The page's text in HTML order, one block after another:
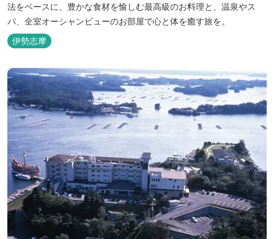
法をベースに、豊かな食材を愉しむ最高級のお料理と、温泉やス
パ、全室オーシャンビューのお部屋で心と体を癒す旅を。
伊勢志摩